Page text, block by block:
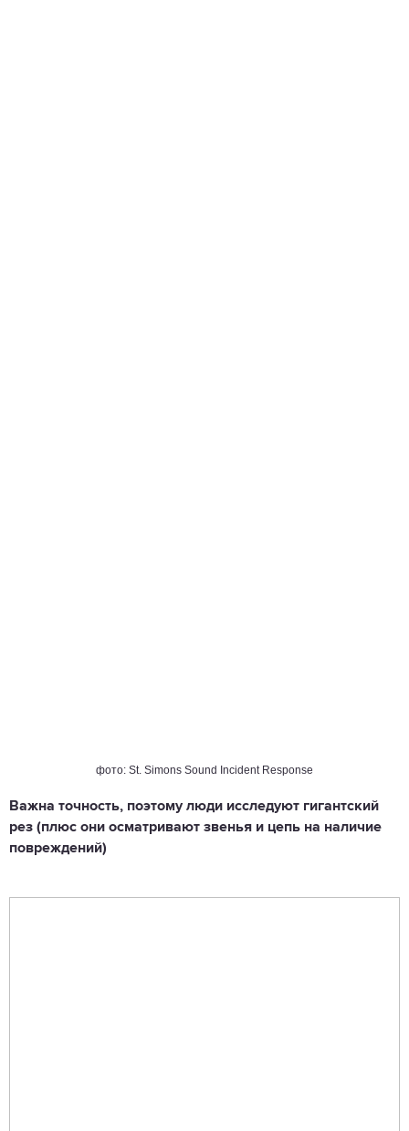
фото: St. Simons Sound Incident Response
Важна точность, поэтому люди исследуют гигантский
рез (плюс они осматривают звенья и цепь на наличие
повреждений)